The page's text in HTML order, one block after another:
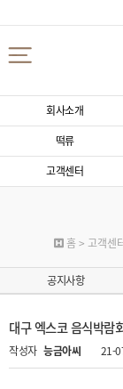
회사소개
떡류
고객센터
홈 > 고객센
공지사항
대구 엑스코 음식박람
작성자 능금아씨 21-